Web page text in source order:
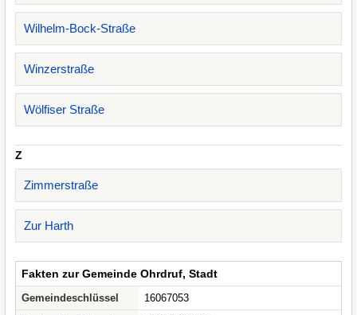
Wilhelm-Bock-Straße
Winzerstraße
Wölfiser Straße
Z
Zimmerstraße
Zur Harth
Fakten zur Gemeinde Ohrdruf, Stadt
Gemeindeschlüssel
16067053